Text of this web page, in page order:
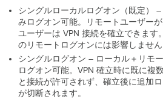
シングルローカルログオン（既定）
みログオン可能。リモートユーザー
ユーザーは VPN 接続を確立できます
のリモートログオンには影響しません
シングルログオン – ローカル＋リモ
ログオン可能。VPN 確立時に既に複
と接続が許可されず、確立後に追加
が切断されます。